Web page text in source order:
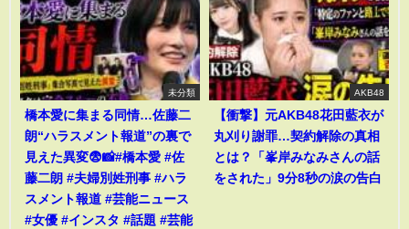
未分類
橋本愛に集まる同情…佐藤二
朗“ハラスメント報道”の裏で
見えた異変😨📸#橋本愛 #佐
藤二朗 #夫婦別姓刑事 #ハラ
スメント報道 #芸能ニュース
#女優 #インスタ #話題 #芸能
AKB48
【衝撃】元AKB48花田藍衣が
丸刈り謝罪…契約解除の真相
とは？「峯岸みなみさんの話
をされた」9分8秒の涙の告白